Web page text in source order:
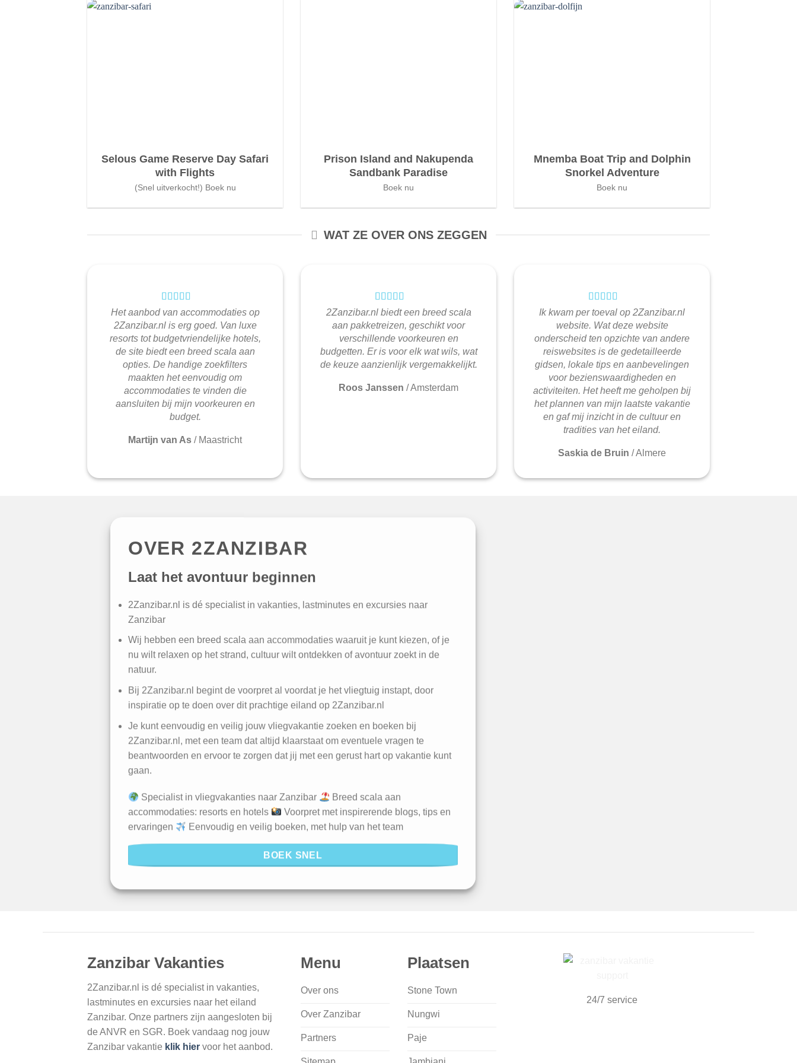
Selous Game Reserve Day Safari
with Flights
(Snel uitverkocht!) Boek nu
Prison Island and Nakupenda
Sandbank Paradise
Boek nu
Mnemba Boat Trip and Dolphin
Snorkel Adventure
Boek nu
WAT ZE OVER ONS ZEGGEN
Het aanbod van accommodaties op
2Zanzibar.nl is erg goed. Van luxe
resorts tot budgetvriendelijke hotels,
de site biedt een breed scala aan
opties. De handige zoekfilters
maakten het eenvoudig om
accommodaties te vinden die
aansluiten bij mijn voorkeuren en
budget.
Martijn van As / Maastricht
2Zanzibar.nl biedt een breed scala
aan pakketreizen, geschikt voor
verschillende voorkeuren en
budgetten. Er is voor elk wat wils, wat
de keuze aanzienlijk vergemakkelijkt.
Roos Janssen /Amsterdam
Ik kwam per toeval op 2Zanzibar.nl
website. Wat deze website
onderscheid ten opzichte van andere
reiswebsites is de gedetailleerde
gidsen, lokale tips en aanbevelingen
voor bezienswaardigheden en
activiteiten. Het heeft me geholpen bij
het plannen van mijn laatste vakantie
en gaf mij inzicht in de cultuur en
tradities van het eiland.
Saskia de Bruin /Almere
OVER 2ZANZIBAR
Laat het avontuur beginnen
2Zanzibar.nl is dé specialist in vakanties, lastminutes en excursies naar
Zanzibar
Wij hebben een breed scala aan accommodaties waaruit je kunt kiezen, of je
nu wilt relaxen op het strand, cultuur wilt ontdekken of avontuur zoekt in de
natuur.
Bij 2Zanzibar.nl begint de voorpret al voordat je het vliegtuig instapt, door
inspiratie op te doen over dit prachtige eiland op 2Zanzibar.nl
Je kunt eenvoudig en veilig jouw vliegvakantie zoeken en boeken bij
2Zanzibar.nl, met een team dat altijd klaarstaat om eventuele vragen te
beantwoorden en ervoor te zorgen dat jij met een gerust hart op vakantie kunt
gaan.
Specialist in vliegvakanties naar Zanzibar
Breed scala aan
accommodaties: resorts en hotels
Voorpret met inspirerende blogs, tips en
ervaringen
Eenvoudig en veilig boeken, met hulp van het team
BOEK SNEL
Zanzibar Vakanties
2Zanzibar.nl is dé specialist in vakanties,
lastminutes en excursies naar het eiland
Zanzibar. Onze partners zijn aangesloten bij
de ANVR en SGR. Boek vandaag nog jouw
Zanzibar vakantie klik hier voor het aanbod.
Menu
Over ons
Over Zanzibar
Partners
Plaatsen
Stone Town
Nungwi
Paje
24/7 service